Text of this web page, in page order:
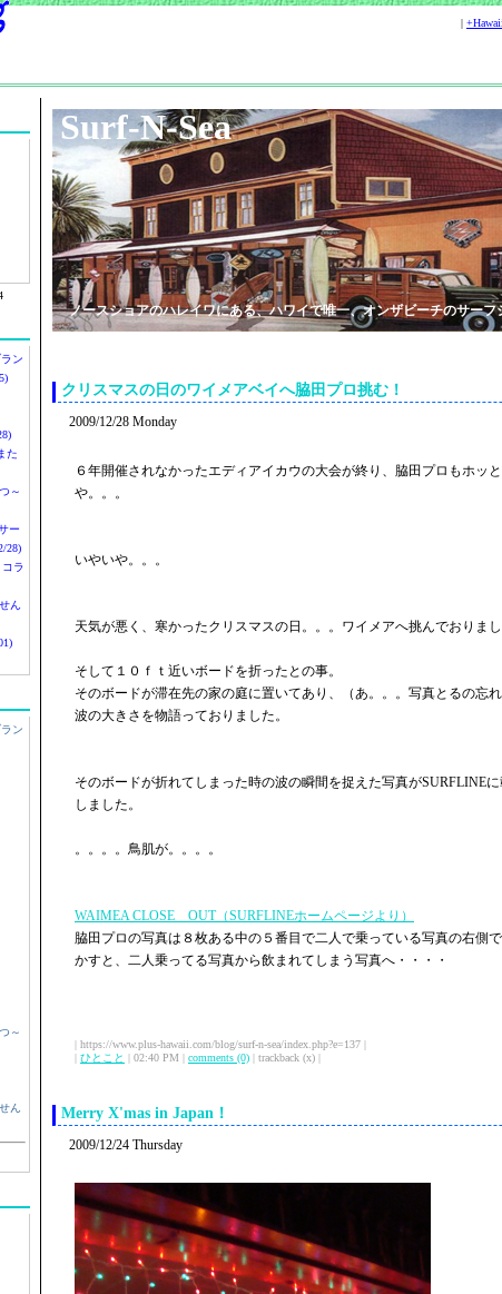
|
ン
た
～
ー
28)
ラ
ん
ン
～
ん
Surf-N-Sea
ノースショアのハレイワにある、ハワイで唯一、オンザビーチのサーフ
クリスマスの日のワイメアベイへ脇田プロ挑む！
2009/12/28 Monday
６年開催されなかったエディアイカウの大会が終り、脇田プロもホッ
や。。。
いやいや。。。
天気が悪く、寒かったクリスマスの日。。。ワイメアへ挑んでおりまし
そして１０ｆｔ近いボードを折ったとの事。
そのボードが滞在先の家の庭に置いてあり、（あ。。。写真とるの忘れ
波の大きさを物語っておりました。
そのボードが折れてしまった時の波の瞬間を捉えた写真がSURFLINE
しました。
。。。。鳥肌が。。。。
WAIMEA CLOSE OUT（SURFLINEホームページより）
脇田プロの写真は８枚ある中の５番目で二人で乗っている写真の右側
かすと、二人乗ってる写真から飲まれてしまう写真へ・・・・
| https://www.plus-hawaii.com/blog/surf-n-sea/index.php?e=137 |
| ひとこと | 02:40 PM | comments (0) | trackback (x) |
Merry X'mas in Japan！
2009/12/24 Thursday